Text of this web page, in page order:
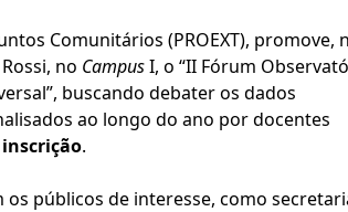
Comunitários (PROEXT), promove,
no CampusI, o “II Fórum
buscando debater os dados
ao longo do ano por docentes
inscrição.
públicos de interesse, como